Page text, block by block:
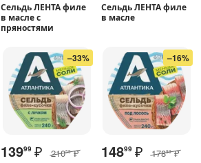
Сельдь ЛЕНТА филе
в масле с
пряностями
Сельдь ЛЕНТА филе
в масле
–33%
13999 ₽ 21059 ₽
–16%
14899 ₽ 17899 ₽